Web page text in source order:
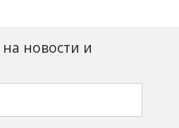
на новости и